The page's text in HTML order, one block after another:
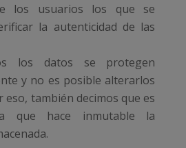
los usuarios los que se
la autenticidad de las
los datos se protegen
y no es posible alterarlos
eso, también decimos que es
que hace inmutable la